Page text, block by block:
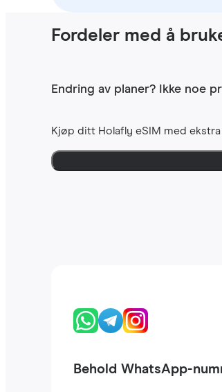
Fordeler med å
Endring av planer? Ikke noe
Kjøp ditt Holafly eSIM med
Behold WhatsApp-